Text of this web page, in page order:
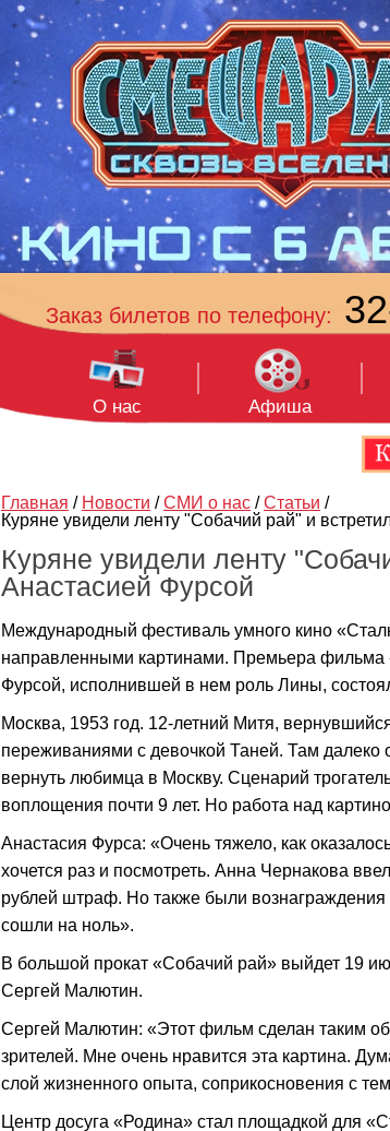
Заказ билетов по телефону:
О нас Афиша
Главная / Новости / СМИ о нас / Статьи /
Куряне увидели ленту "Собачий рай" и
Куряне увидели ленту
Анастасией Фурсой
Международный фестиваль умного кино
направленными картинами. Премьера фильма
Фурсой, исполнившей в нем роль Лины,
Москва, 1953 год. 12-летний Митя,
переживаниями с девочкой Таней. Там далеко
вернуть любимца в Москву. Сценарий
воплощения почти 9 лет. Но работа над
Анастасия Фурса: «Очень тяжело, как
хочется раз и посмотреть. Анна Чернакова
рублей штраф. Но также были
сошли на ноль».
В большой прокат «Собачий рай» выйдет 19
Сергей Малютин.
Сергей Малютин: «Этот фильм сделан таким
зрителей. Мне очень нравится эта картина.
слой жизненного опыта, соприкосновения с
Центр досуга «Родина» стал площадкой для